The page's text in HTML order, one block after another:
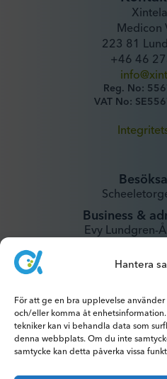
Hantera
För att ge en bra upplevelse
och/eller komma åt
tekniker kan vi behandla data som
denna webbplats. Om du inte
samtycke kan detta påverka vissa
Medicon
223 81
+46 46
Reg. No:
VAT No:
Business &
Evy Lundgren-